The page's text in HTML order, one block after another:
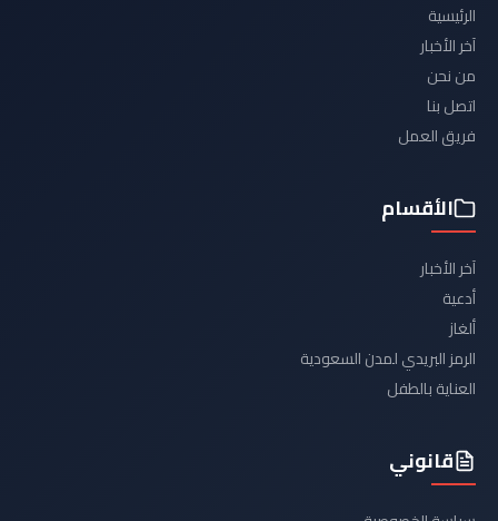
الرئيسية
آخر الأخبار
من نحن
اتصل بنا
فريق العمل
الأقسام
آخر الأخبار
أدعية
ألغاز
الرمز البريدي لمدن السعودية
العناية بالطفل
قانوني